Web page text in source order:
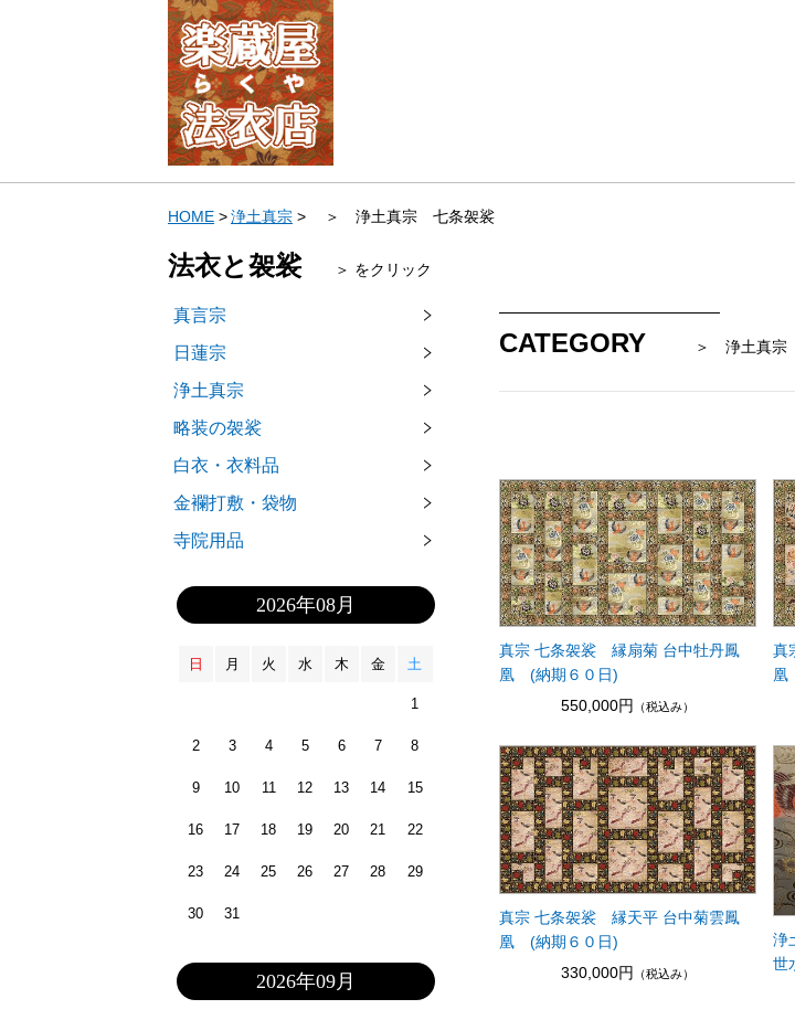
HOME 浄土真宗 ＞ 浄土真宗 七条袈裟
CATEGORY ＞ 浄土真宗
真宗 七条袈裟 縁扇菊 台中牡丹鳳
凰 (納期６０日)
550,000円
（税込み）
真
凰
真宗 七条袈裟 縁天平 台中菊雲鳳
凰 (納期６０日)
330,000円
（税込み）
浄
世
法衣と袈裟 ＞ をクリック
真言宗
日蓮宗
浄土真宗
略装の袈裟
白衣・衣料品
金襴打敷・袋物
寺院用品
2026年08月
日 月 火 水 木 金 土
1
2 3 4 5 6 7 8
9 10 11 12 13 14 15
16 17 18 19 20 21 22
23 24 25 26 27 28 29
30 31
2026年09月